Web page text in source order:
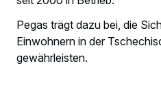
Pegas trägt dazu bei, die
Einwohnern in der
gewährleisten.